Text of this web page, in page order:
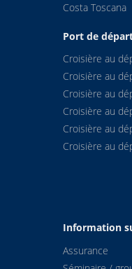
Costa Toscana
Port de
Croisière au
Croisière au
Croisière au
Croisière au
Croisière au
Croisière au
Information
Assurance